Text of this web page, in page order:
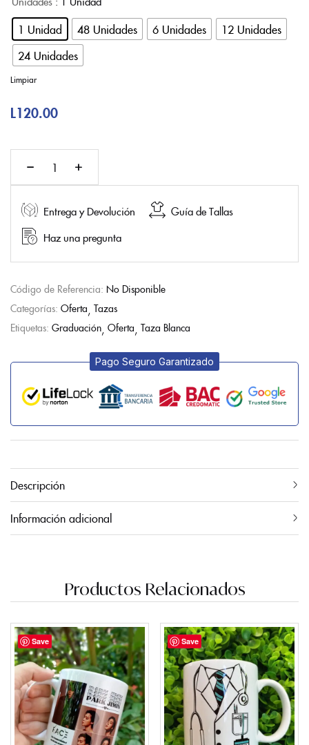
1 Unidad 48 Unidades 6 Unidades
12 Unidades
24 Unidades
Limpiar
L120.00
Entrega y Devolución
Guía de Tallas
Haz una pregunta
Código de Referencia: No Disponible
Categorías: Oferta Tazas
Etiquetas: Graduación Oferta Taza Blanca
Pago Seguro Garantizado
Descripción
Información adicional
Productos Relacionados
Save Save